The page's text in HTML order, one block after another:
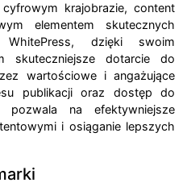
krajobrazie, content
elementem skutecznych
WhitePress, dzięki swoim
skuteczniejsze dotarcie do
wartościowe i angażujące
publikacji oraz dostęp do
na efektywniejsze
i osiąganie lepszych